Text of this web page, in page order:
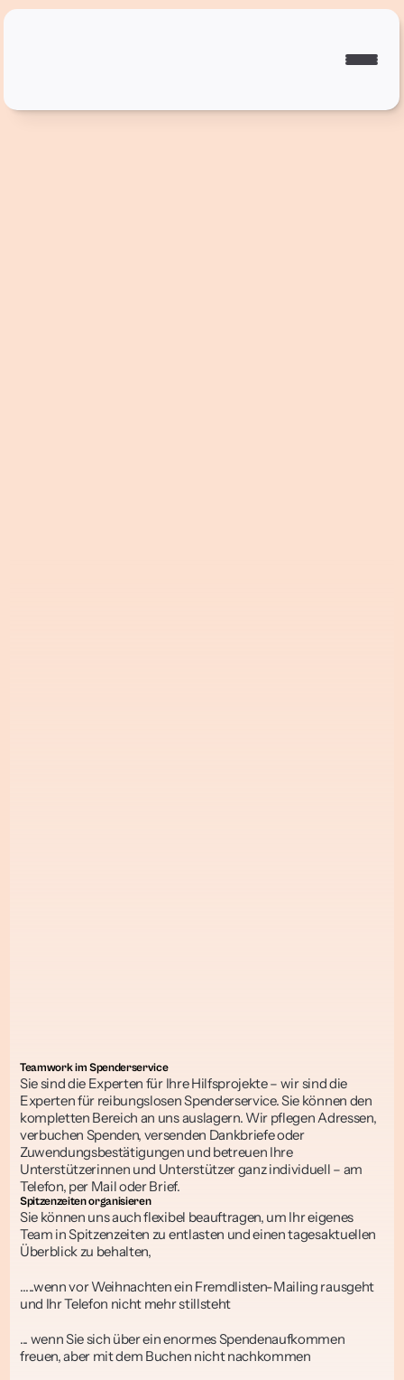
Teamwork im Spenderservice
Sie sind die Experten für Ihre Hilfsprojekte – wir sind die
Experten für reibungslosen Spenderservice. Sie können den
kompletten Bereich an uns auslagern. Wir pflegen Adressen,
verbuchen Spenden, versenden Dankbriefe oder
Zuwendungsbestätigungen und betreuen Ihre
Unterstützerinnen und Unterstützer ganz individuell – am
Telefon, per Mail oder Brief.
Spitzenzeiten organisieren
Sie können uns auch flexibel beauftragen, um Ihr eigenes
Team in Spitzenzeiten zu entlasten und einen tagesaktuellen
Überblick zu behalten,
…..wenn vor Weihnachten ein Fremdlisten-Mailing rausgeht
und Ihr Telefon nicht mehr stillsteht
... wenn Sie sich über ein enormes Spendenaufkommen
freuen, aber mit dem Buchen nicht nachkommen